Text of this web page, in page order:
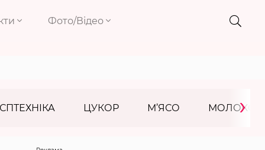
Фото/Відео
ЦУКОР М’ЯСО МОЛОКО
›